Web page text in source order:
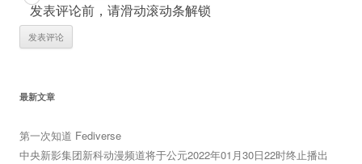
发表评论前，请滑动滚动条解锁
最新文章
第一次知道 Fediverse
中央新影集团新科动漫频道将于公元2022年01月30日22时终止播出